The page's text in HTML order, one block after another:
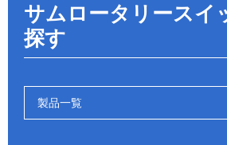
サムロータリースイ
探す
製品一覧